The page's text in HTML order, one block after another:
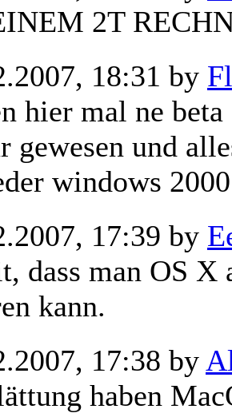
2T
18:31 by
hier mal ne
gewesen und
windows
17:39 by
dass man OS
kann.
17:38 by
haben